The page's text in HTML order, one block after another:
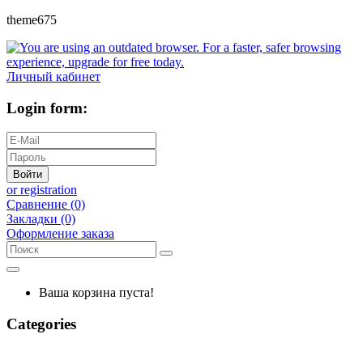
theme675
Личный кабинет
Login form:
Войти
or registration
Сравнение (0)
Закладки (0)
Оформление заказа
Ваша корзина пуста!
Categories